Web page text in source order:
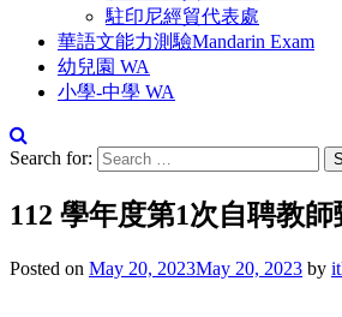
駐印尼經貿代表處
華語文能力測驗Mandarin Exam
幼兒園 WA
小學-中學 WA
Search for:
112 學年度第1次自聘教
Posted on May 20, 2023May 20, 2023 by